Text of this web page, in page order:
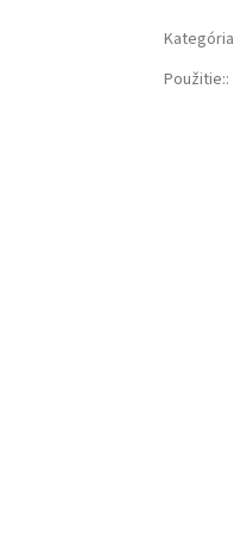
Kategória
Použitie::